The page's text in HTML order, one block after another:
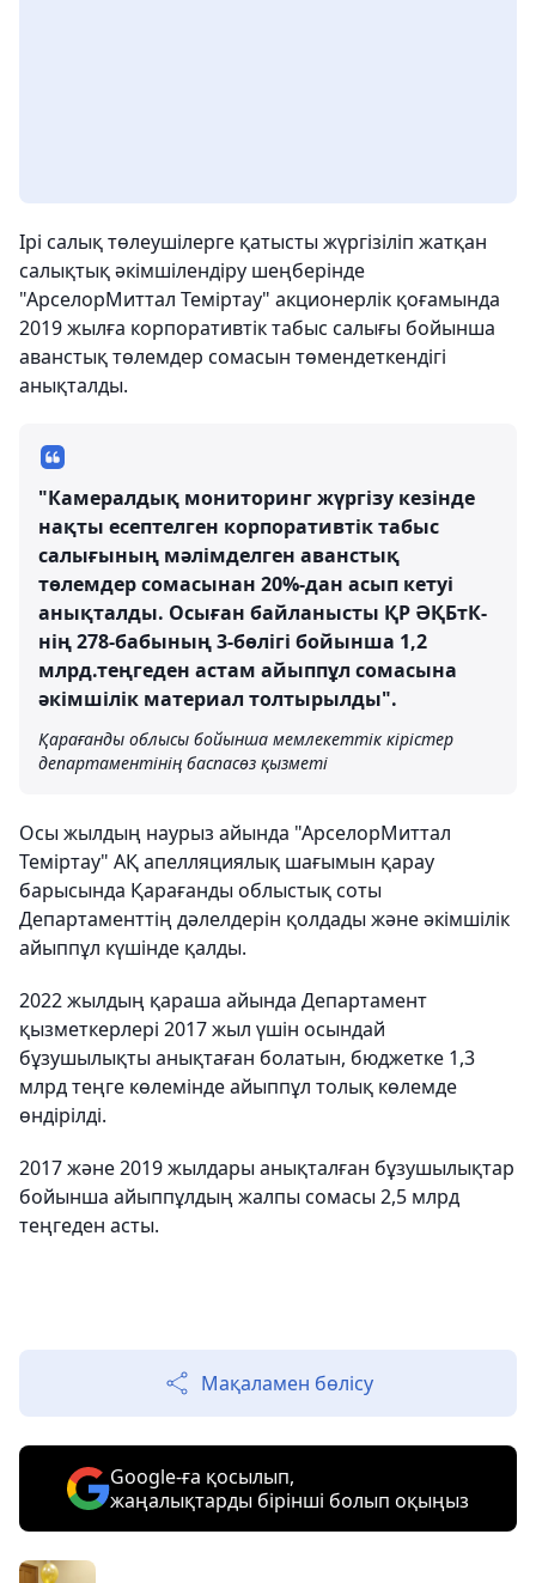
Ірі салық төлеушілерге қатысты жүргізіліп жатқан
салықтық әкімшілендіру шеңберінде
"АрселорМиттал Теміртау" акционерлік қоғамында
2019 жылға корпоративтік табыс салығы бойынша
аванстық төлемдер сомасын төмендеткендігі
анықталды.
"Камералдық мониторинг жүргізу кезінде
нақты есептелген корпоративтік табыс
салығының мәлімделген аванстық
төлемдер сомасынан 20%-дан асып кетуі
анықталды. Осыған байланысты ҚР ӘҚБтК-
нің 278-бабының 3-бөлігі бойынша 1,2
млрд.теңгеден астам айыппұл сомасына
әкімшілік материал толтырылды".
Қарағанды облысы бойынша мемлекеттік кірістер
департаментінің баспасөз қызметі
Осы жылдың наурыз айында "АрселорМиттал
Теміртау" АҚ апелляциялық шағымын қарау
барысында Қарағанды облыстық соты
Департаменттің дәлелдерін қолдады және әкімшілік
айыппұл күшінде қалды.
2022 жылдың қараша айында Департамент
қызметкерлері 2017 жыл үшін осындай
бұзушылықты анықтаған болатын, бюджетке 1,3
млрд теңге көлемінде айыппұл толық көлемде
өндірілді.
2017 және 2019 жылдары анықталған бұзушылықтар
бойынша айыппұлдың жалпы сомасы 2,5 млрд
теңгеден асты.
Мақаламен бөлісу
Google-ға қосылып,
жаңалықтарды бірінші болып оқыңыз